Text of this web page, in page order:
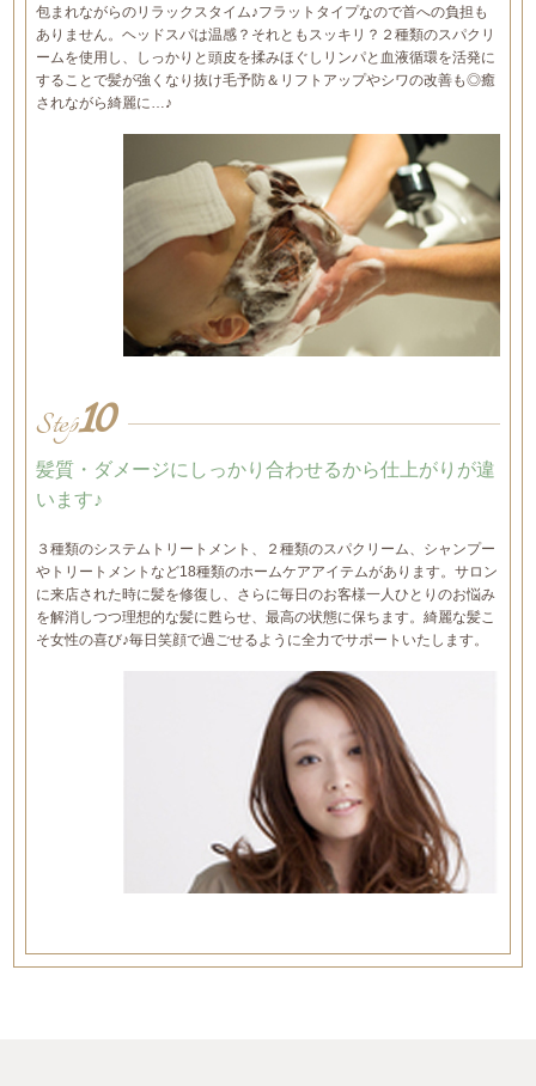
包まれながらのリラックスタイム♪フラットタイプなので首への負担も
ありません。ヘッドスパは温感？それともスッキリ？２種類のスパクリ
ームを使用し、しっかりと頭皮を揉みほぐしリンパと血液循環を活発に
することで髪が強くなり抜け毛予防＆リフトアップやシワの改善も◎癒
されながら綺麗に…♪
Step10
髪質・ダメージにしっかり合わせるから仕上がりが違
います♪
３種類のシステムトリートメント、２種類のスパクリーム、シャンプー
やトリートメントなど18種類のホームケアアイテムがあります。サロン
に来店された時に髪を修復し、さらに毎日のお客様一人ひとりのお悩み
を解消しつつ理想的な髪に甦らせ、最高の状態に保ちます。綺麗な髪こ
そ女性の喜び♪毎日笑顔で過ごせるように全力でサポートいたします。